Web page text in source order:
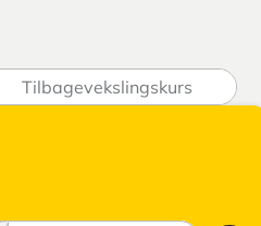
Tilbagevekslingskurs